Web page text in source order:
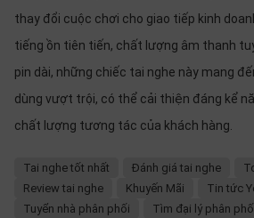
thay đổi cuộc chơi cho giao tiếp kinh
tiếng ồn tiên tiến, chất lượng âm thanh
pin dài, những chiếc tai nghe này mang
dùng vượt trội, có thể cải thiện đáng kể
chất lượng tương tác của khách hàng.
Tai nghe tốt nhất Đánh giá tai nghe
Review tai nghe
Khuyến Mãi
Tin tức
Tuyển nhà phân phối
Tìm đại lý phân